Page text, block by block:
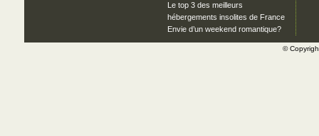
Le top 3 des meilleurs
hébergements insolites de France
Envie d’un weekend romantique?
©